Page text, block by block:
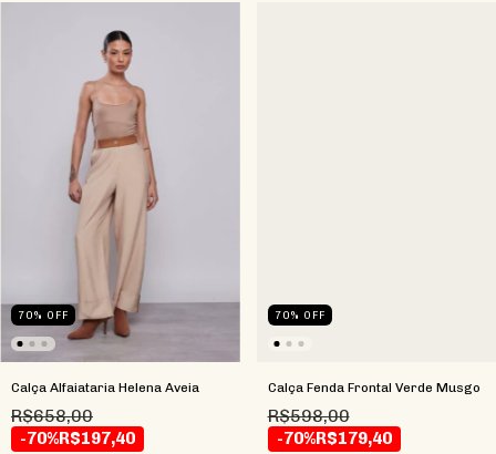
70% OFF
Calça Alfaiataria Helena Aveia
R$658,00
-70%R$197,40
70% OFF
Calça Fenda Frontal Verde Musgo
R$598,00
-70%R$179,40